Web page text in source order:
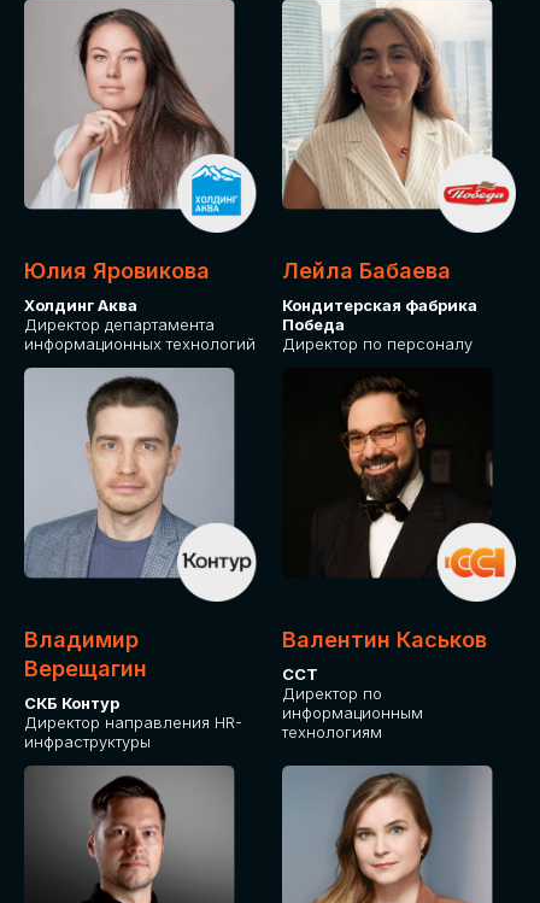
Юлия Яровикова
Холдинг Аква
Директор департамента
информационных технологий
Лейла Бабаева
Кондитерская фабрика
Победа
Директор по персоналу
Владимир
Верещагин
СКБ Контур
Директор направления HR-
инфраструктуры
Валентин Каськов
ССТ
Директор по
информационным
технологиям